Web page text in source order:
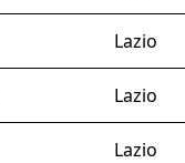
Lazio
Lazio
Lazio